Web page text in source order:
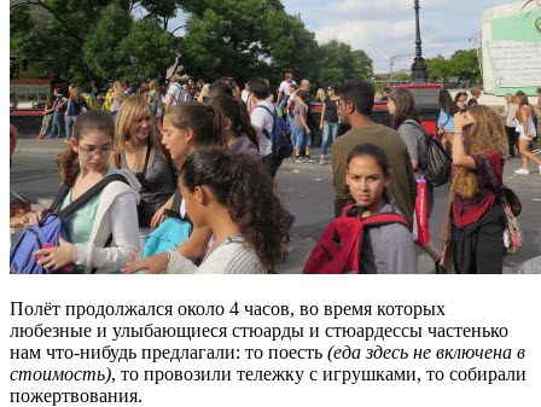
Полёт продолжался около 4 часов, во время которых
любезные и улыбающиеся стюарды и стюардессы частенько
нам что-нибудь предлагали: то поесть (еда здесь не включена в
стоимость), то провозили тележку с игрушками, то собирали
пожертвования.